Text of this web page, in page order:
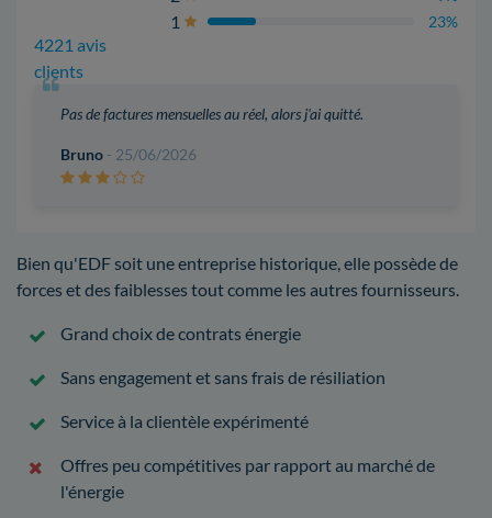
4221 avis
clients
1 23%
Pas de factures mensuelles au réel, alors j'ai quitté.
Bruno - 25/06/2026
Bien qu'EDF soit une entreprise historique, elle possède de
forces et des faiblesses tout comme les autres fournisseurs.
Grand choix de contrats énergie
Sans engagement et sans frais de résiliation
Service à la clientèle expérimenté
Offres peu compétitives par rapport au marché de
l'énergie